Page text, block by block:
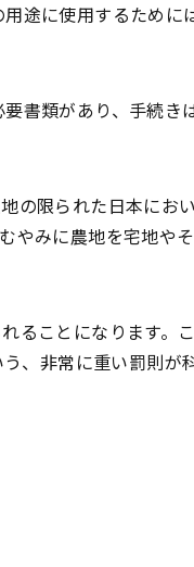
途に使用するために
書類があり、手続き
の限られた日本にお
やみに農地を宅地や
ることになります。
う、非常に重い罰則が